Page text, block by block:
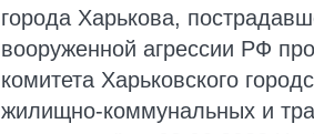
города Харькова,
вооруженной агрессии РФ
комитета Харьковского
жилищно-коммунальных и